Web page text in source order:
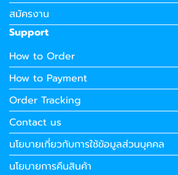
สมัครงาน
Support
How to Order
How to Payment
Order Tracking
Contact us
นโยบายเกี่ยวกับการใช้ข้อมูลส่วนบุคคล
นโยบายการคืนสินค้า